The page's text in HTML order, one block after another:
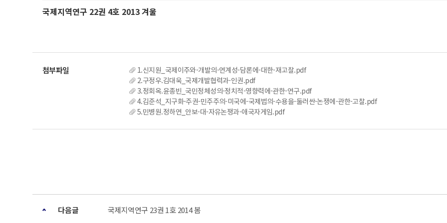
국제지역연구 22권 4호 2013 겨울
1.신지원_국제이주와-개발의-연계성-담론에-대한-재고찰.pdf
2.구정우.김대욱_국제개발협력과-인권.pdf
3.정회옥.윤종빈_국민정체성의-정치적-영향력에-관한-연구.pdf
4.김준석_지구화-주권-민주주의-미국에-국제법의-수용을-둘러싼-논쟁에-관한-고찰.pdf
5.민병원.정하연_안보-대-자유논쟁과-애국자게임.pdf
다음글 국제지역연구 23권 1호 2014 봄